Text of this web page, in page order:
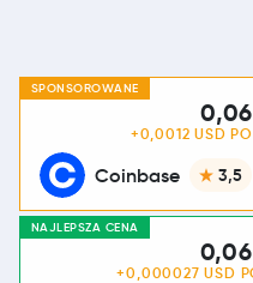
SPONSOROWANE
Coinbase 3,5
+0,0012 USD
NAJLEPSZA CENA
+0,000027 USD